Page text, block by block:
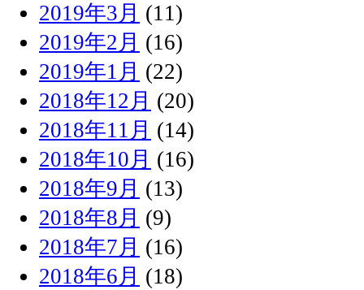
2019年3月 (11)
2019年2月 (16)
2019年1月 (22)
2018年12月 (20)
2018年11月 (14)
2018年10月 (16)
2018年9月 (13)
2018年8月 (9)
2018年7月 (16)
2018年6月 (18)